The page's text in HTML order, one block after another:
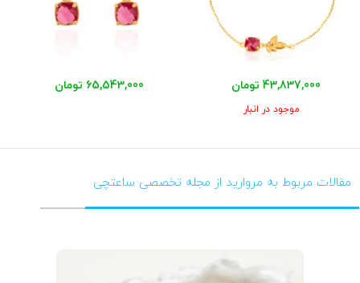
43,837,000 تومان
موجود در انبار
65,543,000 تومان
مقالات مربوط به مروارید از مجله تخصصی ساعتچی